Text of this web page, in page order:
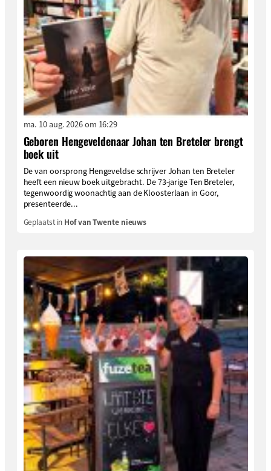
ma. 10 aug. 2026 om 16:29
Geboren Hengeveldenaar Johan ten Breteler brengt
boek uit
De van oorsprong Hengeveldse schrijver Johan ten Breteler
heeft een nieuw boek uitgebracht. De 73-jarige Ten Breteler,
tegenwoordig woonachtig aan de Kloosterlaan in Goor,
presenteerde...
Geplaatst in Hof van Twente nieuws